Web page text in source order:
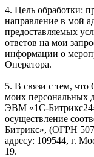
4. Цель обработки:
направление в мой
предоставляемых
ответов на мои
информации о
Оператора.
5. В связи с тем, что
моих персональных
ЭВМ «1С-
осуществление
Битрикс», (ОГРН
адресу: 109544, г.
19.